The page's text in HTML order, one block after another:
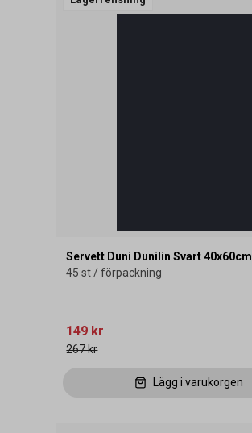
Servett Duni Dunilin Svart 40x60cm
45 st / förpackning
149 kr
267 kr
Lägg i varukorgen